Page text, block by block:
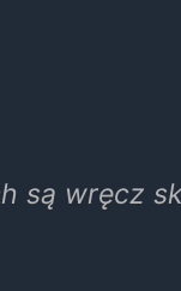
są wręcz